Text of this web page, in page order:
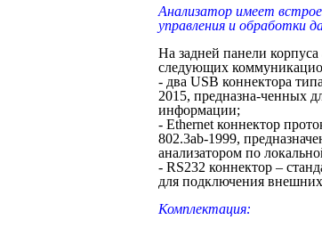
Анализатор имеет
управления и обработки
На задней панели
следующих
- два USB коннектора
2015, предназна-ченных
информации;
- Ethernet коннектор
802.3ab-1999,
анализатором по
- RS232 коннектор –
для подключения
Комплектация: